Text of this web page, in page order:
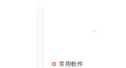
常用軟件